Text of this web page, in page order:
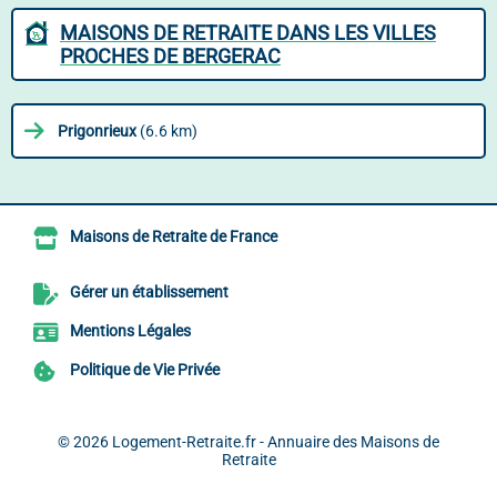
MAISONS DE RETRAITE DANS LES VILLES
PROCHES DE BERGERAC
Prigonrieux(6.6 km)
Maisons de Retraite de France
Gérer un établissement
Mentions Légales
Politique de Vie Privée
© 2026 Logement-Retraite.fr - Annuaire des Maisons de
Retraite